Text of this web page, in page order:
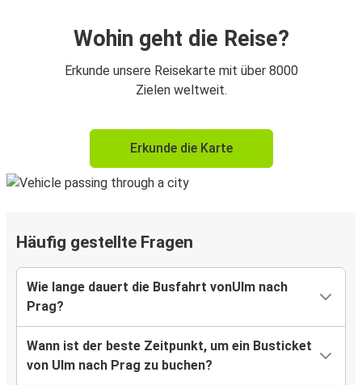
Wohin geht die Reise?
Erkunde unsere Reisekarte mit über 8000
Zielen weltweit.
Erkunde die Karte
Häufig gestellte Fragen
Wie lange dauert die Busfahrt vonUlm nach
Prag?
Wann ist der beste Zeitpunkt, um ein Busticket
von Ulm nach Prag zu buchen?